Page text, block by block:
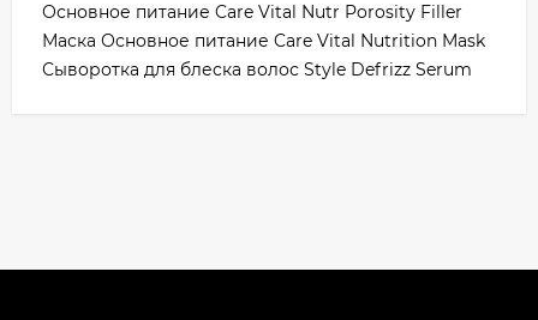
Основное питание Care Vital Nutr Porosity Filler
Маска Основное питание Care Vital Nutrition Mask
Сыворотка для блеска волос Style Defrizz Serum